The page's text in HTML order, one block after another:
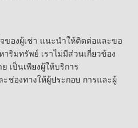
ของผู้เช่า แนะนำให้ติดต่อและขอ
ริมทรัพย์ เราไม่มีส่วนเกี่ยวข้อง
เป็นเพียงผู้ให้บริการ
ช่องทางให้ผู้ประกอบ การและผู้